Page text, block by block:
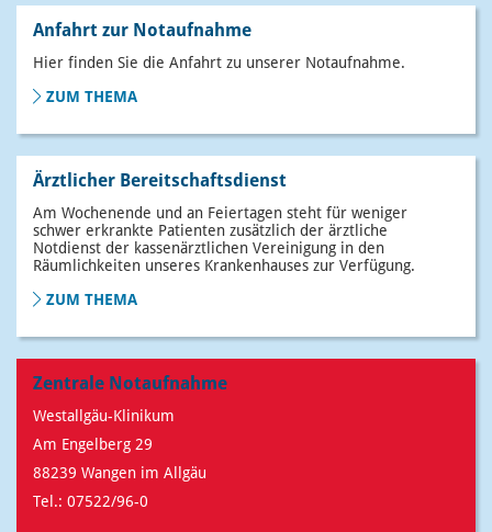
Anfahrt zur Notaufnahme
Hier finden Sie die Anfahrt zu unserer Notaufnahme.
ZUM THEMA
Ärztlicher Bereitschaftsdienst
Am Wochenende und an Feiertagen steht für weniger
schwer erkrankte Patienten zusätzlich der ärztliche
Notdienst der kassenärztlichen Vereinigung in den
Räumlichkeiten unseres Krankenhauses zur Verfügung.
ZUM THEMA
Zentrale Notaufnahme
Westallgäu-Klinikum
Am Engelberg 29
88239 Wangen im Allgäu
Tel.: 07522/96-0